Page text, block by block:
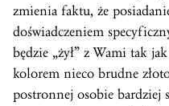
zmienia faktu, że
doświadczeniem
będzie „żył” z Wami tak
kolorem nieco brudne
postronnej osobie bardziej